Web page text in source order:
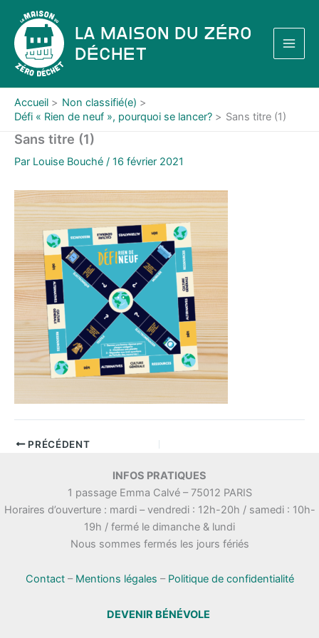
contenu
La Maison du Zéro
Déchet
Accueil
Non classifié(e)
Défi « Rien de neuf », pourquoi se lancer?
Sans titre (1)
Sans titre (1)
Par Louise Bouché / 16 février 2021
PRÉCÉDENT
INFOS PRATIQUES
1 passage Emma Calvé – 75012 PARIS
Horaires d’ouverture : mardi – vendredi : 12h-20h / samedi : 10h-
19h / fermé le dimanche & lundi
Nous sommes fermés les jours fériés
Contact– Mentions légales – Politique de confidentialité
DEVENIR BÉNÉVOLE